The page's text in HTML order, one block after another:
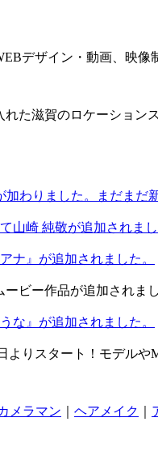
デザイン・動画、映像
た滋賀のロケーションス
加わりました。まだまだ
山崎 純敬が追加されまし
ナ』が追加されました。
ビー作品が追加されま
な』が追加されました。
よりスタート！モデル
メラマン ヘアメイク